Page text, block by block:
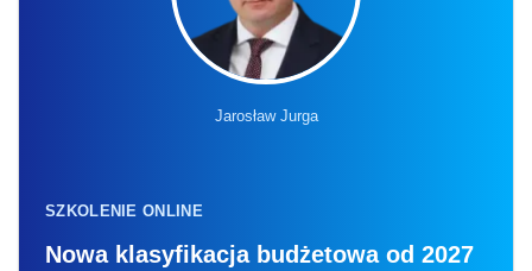
Jarosław Jurga
SZKOLENIE ONLINE
Nowa klasyfikacja budżetowa od 2027